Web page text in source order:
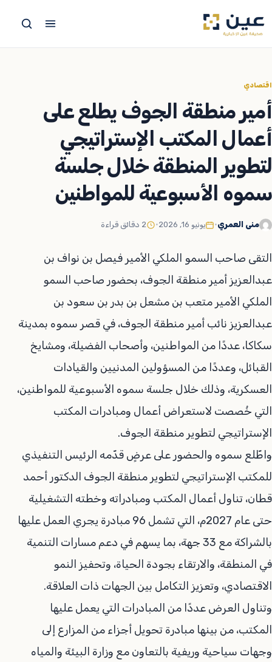
إلى
اقتصادي
أمير منطقة الجوف يطلع على
أعمال المكتب الإستراتيجي
لتطوير المنطقة خلال جلسة
سموه الأسبوعية للمواطنين
منى العمري• يونيو 16, 2026 • 2 دقائق قراءة
التقى صاحب السمو الملكي الأمير فيصل بن نواف بن
عبدالعزيز أمير منطقة الجوف، بحضور صاحب السمو
الملكي الأمير متعب بن مشعل بن بدر بن سعود بن
عبدالعزيز نائب أمير منطقة الجوف، في قصر سموه بمدينة
سكاكا، عددًا من المواطنين، وأصحاب الفضيلة، ومشايخ
القبائل، وعددًا من المسؤولين المدنيين والقيادات
العسكرية، وذلك خلال جلسة سموه الأسبوعية للمواطنين،
التي خُصصت لاستعراض أعمال ومبادرات المكتب
الإستراتيجي لتطوير منطقة الجوف.
واطّلع سموه والحضور على عرضٍ قدّمه الرئيس التنفيذي
للمكتب الإستراتيجي لتطوير منطقة الجوف الدكتور أحمد
قطان، تناول أعمال المكتب ومبادراته وخطته التشغيلية
حتى عام 2027م، التي تشمل 96 مبادرة يجري العمل عليها
بالشراكة مع 33 جهة، بما يسهم في دعم مسارات التنمية
في المنطقة، والارتقاء بجودة الحياة، وتحفيز النمو
الاقتصادي، وتعزيز التكامل بين الجهات ذات العلاقة.
وتناول العرض عددًا من المبادرات التي يعمل عليها
المكتب، من بينها مبادرة تحويل أجزاء من المزارع إلى
وجهات سياحية وريفية بالتعاون مع وزارة البيئة والمياه